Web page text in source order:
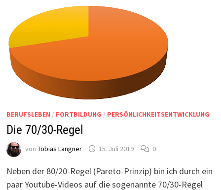
MEINUNG
BERUFSLEBEN / FORTBILDUNG / PERSÖNLICHKEITSENTWICKLUNG
Die 70/30-Regel
von Tobias Langner 15. Juli 2019 0
Neben der 80/20-Regel (Pareto-Prinzip) bin ich durch ein
paar Youtube-Videos auf die sogenannte 70/30-Regel